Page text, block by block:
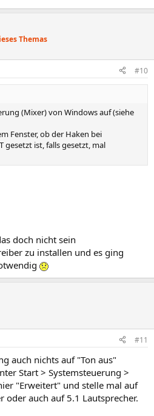
Themas
#10
(Mixer) von Windows auf (siehe
Fenster, ob der Haken bei
gesetzt ist, falls gesetzt, mal
doch nicht sein
zu installen und es ging
#11
auch nichts auf "Ton aus"
Start > Systemsteuerung >
"Erweitert" und stelle mal auf
oder auch auf 5.1 Lautsprecher.